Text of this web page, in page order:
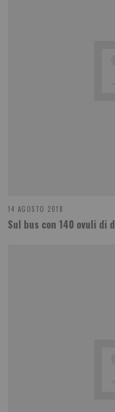
14 AGOSTO 2018
Sul bus con 140 ovuli di